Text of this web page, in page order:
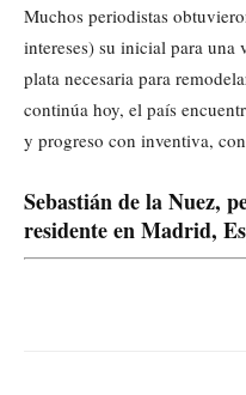
Muchos periodistas
intereses) su inicial para una
plata necesaria para
continúa hoy, el país
y progreso con inventiva,
Sebastián de la Nuez,
residente en Madrid,